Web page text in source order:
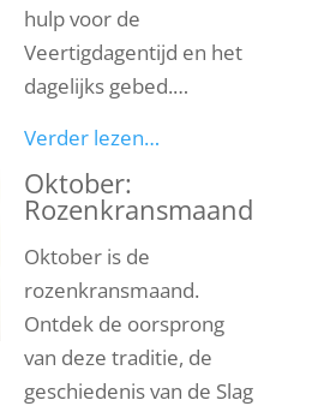
hulp voor de
Veertigdagentijd en het
dagelijks gebed.…
Verder lezen…
Oktober:
Rozenkransmaand
Oktober is de
rozenkransmaand.
Ontdek de oorsprong
van deze traditie, de
geschiedenis van de Slag